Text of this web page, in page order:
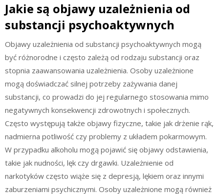
Jakie są objawy uzależnienia od
substancji psychoaktywnych
Objawy uzależnienia od substancji psychoaktywnych mogą
być różnorodne i często zależą od rodzaju substancji oraz
stopnia zaawansowania uzależnienia. Osoby uzależnione
mogą doświadczać silnej potrzeby zażywania danej
substancji, co prowadzi do jej regularnego stosowania mimo
negatywnych konsekwencji zdrowotnych i społecznych.
Często występują także objawy fizyczne, takie jak drżenie rąk,
nadmierna potliwość czy problemy z układem pokarmowym.
W przypadku alkoholu mogą pojawić się objawy odstawienia,
takie jak nudności, lęk czy drgawki. Uzależnienie od
narkotyków często wiąże się z depresją, lękiem oraz innymi
zaburzeniami psychicznymi. Osoby uzależnione mogą również